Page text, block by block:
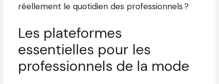
réellement le quotidien des professionnels ?
Les plateformes
essentielles pour les
professionnels de la mode